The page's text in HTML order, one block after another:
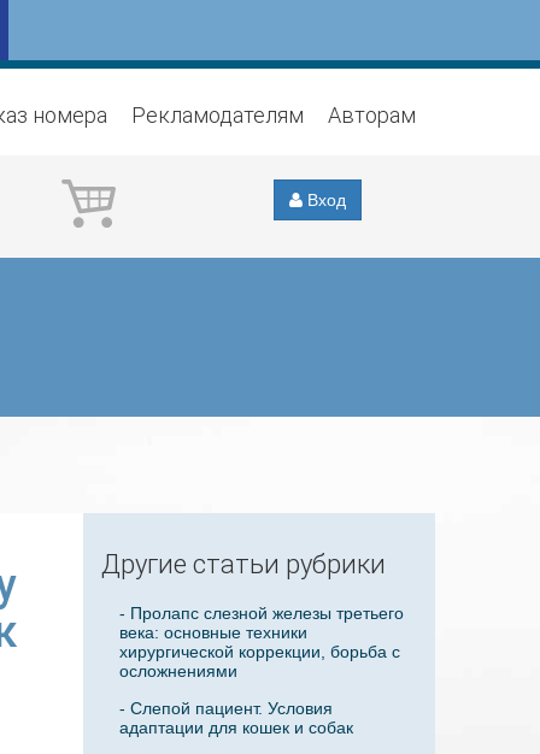
номера Рекламодателям Авторам
Вход
Другие статьи рубрики
- Пролапс слезной железы третьего
века: основные техники
хирургической коррекции, борьба с
осложнениями
- Слепой пациент. Условия
адаптации для кошек и собак